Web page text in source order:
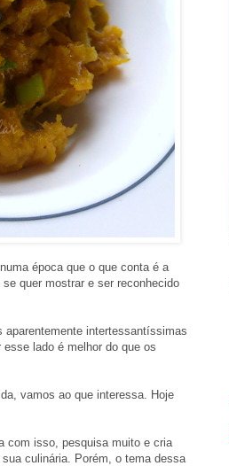
época que o que conta é a
quer mostrar e ser reconhecido
intertessantíssimas
lado é melhor do que os
vamos ao que interessa. Hoje
com isso, pesquisa muito e cria
culinária. Porém, o tema dessa